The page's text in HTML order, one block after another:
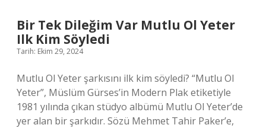
Bir Tek Dileğim Var Mutlu Ol Yeter
Ilk Kim Söyledi
Tarih: Ekim 29, 2024
Mutlu Ol Yeter şarkısını ilk kim söyledi? “Mutlu Ol
Yeter”, Müslüm Gürses’in Modern Plak etiketiyle
1981 yılında çıkan stüdyo albümü Mutlu Ol Yeter’de
yer alan bir şarkıdır. Sözü Mehmet Tahir Paker’e,